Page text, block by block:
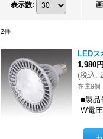
表示数:
2件
LED
1,980円
(税込:
在庫9個
■製品
W電